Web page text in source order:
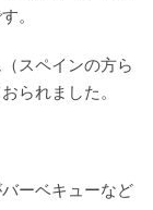
。
スペインの方ら
られました。
ーベキューなど